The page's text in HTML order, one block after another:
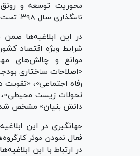
محوریت توسعه و
نامگذاری سال ۱۳۹۸ تحت عنوان سال رونق تولید ابلاغ کرد.
در این ابلاغیه‌ها
شرایط ویژه اقتصاد
موانع و چالش‌های
«اصلاحات ساختاری
رفاه اجتماعی»، «تقویت
تحولات زیست محیطی»،
دانش بنیان» مشخص
فعال نمودن موثر
در ارتباط با این